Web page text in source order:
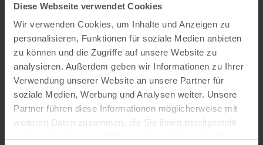
Diese Webseite verwendet Cookies
Wir verwenden Cookies, um Inhalte und Anzeigen zu
personalisieren, Funktionen für soziale Medien anbieten
zu können und die Zugriffe auf unsere Website zu
analysieren. Außerdem geben wir Informationen zu Ihrer
Verwendung unserer Website an unsere Partner für
soziale Medien, Werbung und Analysen weiter. Unsere
Partner führen diese Informationen möglicherweise mit
weiteren Daten zusammen, die Sie ihnen bereitgestellt